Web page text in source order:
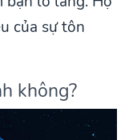
của sự tôn
không?